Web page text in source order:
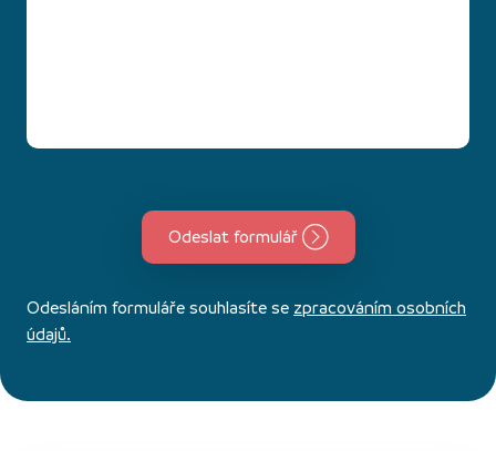
Odeslat formulář
Odesláním formuláře souhlasíte se zpracováním osobních
údajů.